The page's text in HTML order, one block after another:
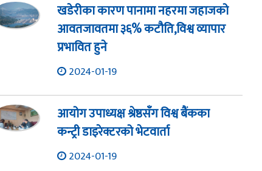
खडेरीका कारण पानामा नहरमा जहाजको
आवतजावतमा ३६% कटौति,विश्व व्यापार
प्रभावित हुने
2024-01-19
आयोग उपाध्यक्ष श्रेष्ठसँग विश्व बैंकका
कन्ट्री डाइरेक्टरको भेटवार्ता
2024-01-19